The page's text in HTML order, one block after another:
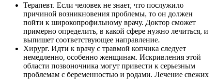
Терапевт. Если человек не знает, что послужило
причиной возникновения проблемы, то он должен
пойти к широкопрофильному врачу. Доктор сможет
примерно определить, в какой сфере нужно лечиться, и
выпишет соответствующее направление.
Хирург. Идти к врачу с травмой копчика следует
немедленно, особенно женщинам. Искривления этой
области позвоночника могут привести к серьезным
проблемам с беременностью и родами. Лечение свежих